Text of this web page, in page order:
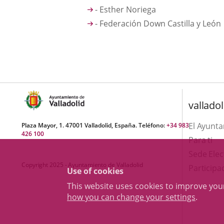
Use of cookies
This website uses cookies to improve
how you can change your settings.
- Esther Noriega
- Federación Down Castilla y León
Plaza Mayor, 1. 47001 Valladolid, España. Teléfono:+34 983
426 100
Copyright 2025 - Ayuntamiento de Valladolid
El
Para ti